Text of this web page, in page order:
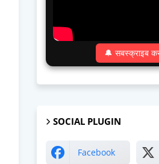
🔔 सबस्क्राइब
SOCIAL PLUGIN
Facebook